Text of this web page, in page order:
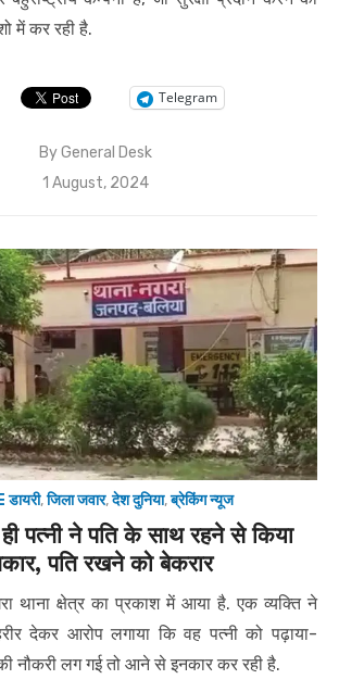
में कर रही है.
Telegram
ByGeneral Desk
Posted
1 August, 2024
डायरी,जिला जवार,देश दुनिया,ब्रेकिंग न्यूज
पत्नी ने पति के साथ रहने से किया
पति रखने को बेकरार
थाना क्षेत्र का प्रकाश में आया है. एक व्यक्ति ने
देकर आरोप लगाया कि वह पत्नी को पढ़ाया-
नौकरी लग गई तो आने से इनकार कर रही है.